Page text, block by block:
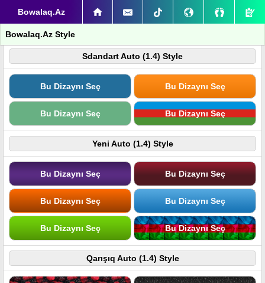
Bowalaq.Az
Bowalaq.Az Style
Sdandart Auto (1.4) Style
Bu Dizaynı Seç Bu Dizaynı Seç
Bu Dizaynı Seç Bu Dizaynı Seç
Yeni Auto (1.4) Style
Bu Dizaynı Seç Bu Dizaynı Seç
Bu Dizaynı Seç Bu Dizaynı Seç
Bu Dizaynı Seç Bu Dizaynı Seç
Qarışıq Auto (1.4) Style